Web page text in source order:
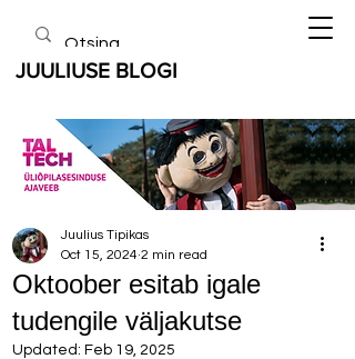
JUULIUSE BLOGI
Oktoober esitab igale
tudengile väljakutse
Juulius Tipikas
Oct 15, 2024 2 min read
Updated: Feb 19, 2025